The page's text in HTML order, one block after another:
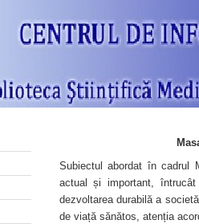
Subiectul abordat în cadrul
actual și important, întrucât
dezvoltarea durabilă a
de viață sănătos, atenția